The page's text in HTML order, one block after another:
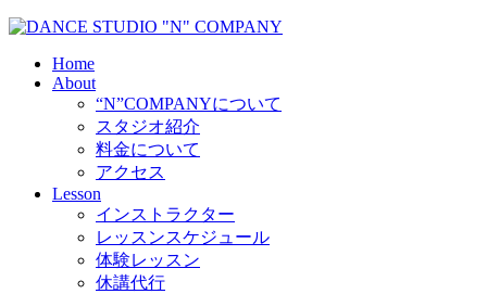
Home
About
“N”COMPANYについて
スタジオ紹介
料金について
アクセス
Lesson
インストラクター
レッスンスケジュール
体験レッスン
休講代行